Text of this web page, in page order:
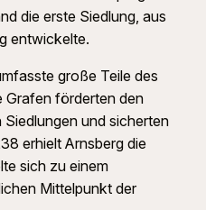
die erste Siedlung, aus
entwickelte.
große Teile des
Grafen förderten den
und sicherten
erhielt Arnsberg die
sich zu einem
Mittelpunkt der